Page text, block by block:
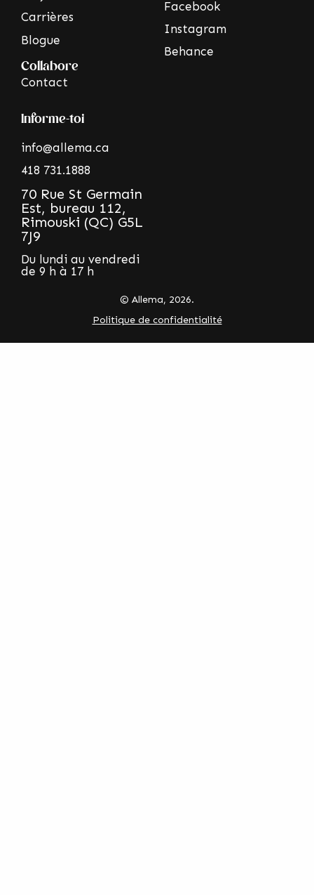
Carrières
Blogue
Collabore
Contact
Facebook
Instagram
Behance
Informe-toi
info@allema.ca
418 731.1888
70 Rue St Germain
Est, bureau 112,
Rimouski (QC) G5L
7J9
Du lundi au vendredi
de 9 h à 17 h
© Allema, 2026.
Politique de confidentialité